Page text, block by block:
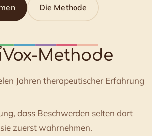
Die Methode
ıVox-Methode
Jahren therapeutischer Erfahrung
dass Beschwerden selten dort
zuerst wahrnehmen.